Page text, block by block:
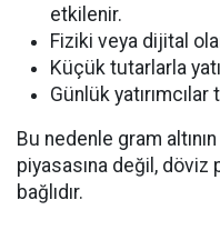
etkilenir.
Fiziki veya dijital
Küçük tutarlarla
Günlük
Bu nedenle gram
piyasasına değil, döviz
bağlıdır.